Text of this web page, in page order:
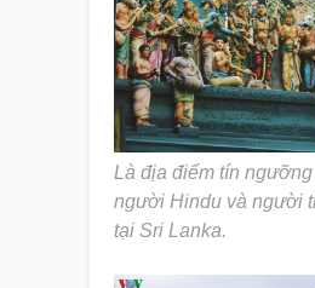
Là địa điểm tín ngưỡng
người Hindu và người
tại Sri Lanka.